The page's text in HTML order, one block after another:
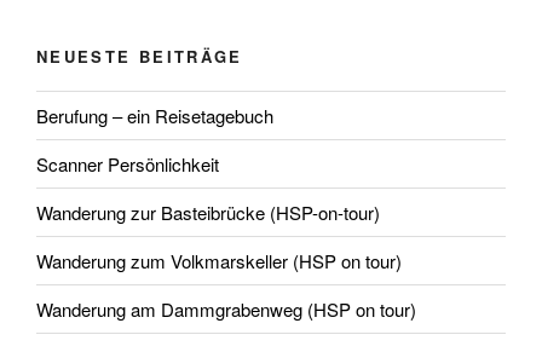
NEUESTE BEITRÄGE
Berufung – ein Reisetagebuch
Scanner Persönlichkeit
Wanderung zur Basteibrücke (HSP-on-tour)
Wanderung zum Volkmarskeller (HSP on tour)
Wanderung am Dammgrabenweg (HSP on tour)